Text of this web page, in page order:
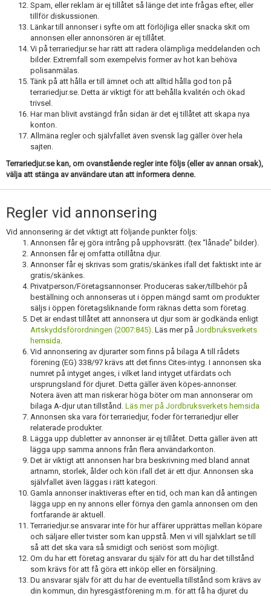
Spam, eller reklam är ej tillåtet så länge det inte frågas efter, eller
tillför diskussionen.
Länkar till annonser i syfte om att förlöjliga eller snacka skit om
annonsen eller annonsören är ej tillåtet.
Vi på terrariedjur.se har rätt att radera olämpliga meddelanden och
bilder. Extremfall som exempelvis former av hot kan behöva
polisanmälas.
Tänk på att hålla er till ämnet och att alltid hålla god ton på
terrariedjur.se. Detta är viktigt för att behålla kvalitén och ökad
trivsel.
Har man blivit avstängd från sidan är det ej tillåtet att skapa nya
konton.
Allmäna regler och självfallet även svensk lag gäller över hela
sajten.
Terrariedjur.se kan, om ovanstående regler inte följs (eller av annan orsak),
välja att stänga av användare utan att informera denne.
Regler vid annonsering
Vid annonsering är det viktigt att följande punkter följs:
Annonsen får ej göra intrång på upphovsrätt. (tex “lånade” bilder).
Annonsen får ej omfatta otillåtna djur.
Annonser får ej skrivas som gratis/skänkes ifall det faktiskt inte är
gratis/skänkes.
Privatperson/Företagsannonser. Produceras saker/tillbehör på
beställning och annonseras ut i öppen mängd samt om produkter
säljs i öppen företagsliknande form räknas detta som företag.
Det är endast tillåtet att annonsera ut djur som är godkända enligt
Artskyddsförordningen (2007:845). Läs mer på Jordbruksverkets
hemsida.
Vid annonsering av djurarter som finns på bilaga A till rådets
förening (EG) 338/97 krävs att det finns Cites-intyg. I annonsen ska
numret på intyget anges, i vilket land intyget utfärdats och
ursprungsland för djuret. Detta gäller även köpes-annonser.
Notera även att man riskerar höga böter om man annonserar om
bilaga A-djur utan tillstånd. Läs mer på Jordbruksverkets hemsida
Annonsen ska vara för terrariedjur, foder för terrariedjur eller
relaterade produkter.
Lägga upp dubletter av annonser är ej tillåtet. Detta gäller även att
lägga upp samma annons från flera användarkonton.
Det är viktigt att annonsen har bra beskrivning med bland annat
artnamn, storlek, ålder och kön ifall det är ett djur. Annonsen ska
självfallet även läggas i rätt kategori.
Gamla annonser inaktiveras efter en tid, och man kan då antingen
lägga upp en ny annons eller förnya den gamla annonsen om den
fortfarande är aktuell.
Terrariedjur.se ansvarar inte för hur affärer upprättas mellan köpare
och säljare eller tvister som kan uppstå. Men vi vill självklart se till
så att det ska vara så smidigt och seriöst som möjligt.
Om du har ett företag ansvarar du själv för att du har det tillstånd
som krävs för att få göra ett inköp eller en försäljning.
Du ansvarar själv för att du har de eventuella tillstånd som krävs av
din kommun, din hyresgästförening m.m. för att få ha djuret du